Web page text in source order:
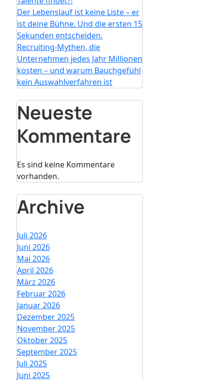
Der Lebenslauf ist keine Liste – er
ist deine Bühne. Und die ersten 15
Sekunden entscheiden.
Recruiting-Mythen, die
Unternehmen jedes Jahr Millionen
kosten – und warum Bauchgefühl
kein Auswahlverfahren ist
Neueste
Kommentare
Es sind keine Kommentare
vorhanden.
Archive
Juli 2026
Juni 2026
Mai 2026
April 2026
März 2026
Februar 2026
Januar 2026
Dezember 2025
November 2025
Oktober 2025
September 2025
Juli 2025
Juni 2025